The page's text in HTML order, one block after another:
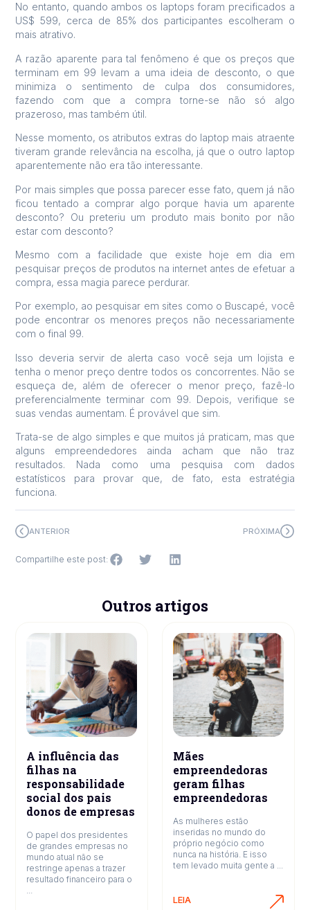
No entanto, quando ambos os laptops foram precificados a
US$ 599, cerca de 85% dos participantes escolheram o
mais atrativo.
A razão aparente para tal fenômeno é que os preços que
terminam em 99 levam a uma ideia de desconto, o que
minimiza o sentimento de culpa dos consumidores,
fazendo com que a compra torne-se não só algo
prazeroso, mas também útil.
Nesse momento, os atributos extras do laptop mais atraente
tiveram grande relevância na escolha, já que o outro laptop
aparentemente não era tão interessante.
Por mais simples que possa parecer esse fato, quem já não
ficou tentado a comprar algo porque havia um aparente
desconto? Ou preteriu um produto mais bonito por não
estar com desconto?
Mesmo com a facilidade que existe hoje em dia em
pesquisar preços de produtos na internet antes de efetuar a
compra, essa magia parece perdurar.
Por exemplo, ao pesquisar em sites como o Buscapé, você
pode encontrar os menores preços não necessariamente
com o final 99.
Isso deveria servir de alerta caso você seja um lojista e
tenha o menor preço dentre todos os concorrentes. Não se
esqueça de, além de oferecer o menor preço, fazê-lo
preferencialmente terminar com 99. Depois, verifique se
suas vendas aumentam. É provável que sim.
Trata-se de algo simples e que muitos já praticam, mas que
alguns empreendedores ainda acham que não traz
resultados. Nada como uma pesquisa com dados
estatísticos para provar que, de fato, esta estratégia
funciona.
ANTERIOR PRÓXIMA
Compartilhe este post:
Outros artigos
A influência das
filhas na
responsabilidade
social dos pais
donos de empresas
O papel dos presidentes
de grandes empresas no
mundo atual não se
restringe apenas a trazer
resultado financeiro para o
Mães
empreendedoras
geram filhas
empreendedoras
As mulheres estão
inseridas no mundo do
próprio negócio como
nunca na história. E isso
tem levado muita gente a ...
LEIA